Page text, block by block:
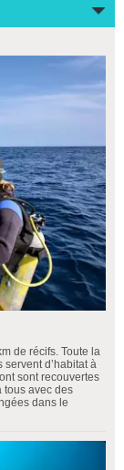
de récifs. Toute la
d’habitat à
sont recouvertes
tous avec des
dans le